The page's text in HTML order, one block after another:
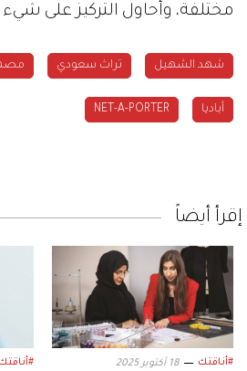
مختلفة، وأحاول التركيز على
شهد الشهيل تراث سعودي
أباديا NET-A-PORTER
إقرأ أيضاً
#أناقتك 18 أكتوبر 2025 #أناقتك